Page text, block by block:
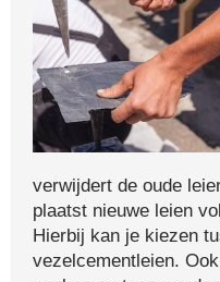
verwijdert de oude
plaatst nieuwe leien
Hierbij kan je kiezen
vezelcementleien.